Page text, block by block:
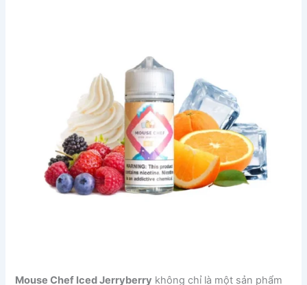
Mouse Chef Iced Jerryberry không chỉ là một sản phẩm